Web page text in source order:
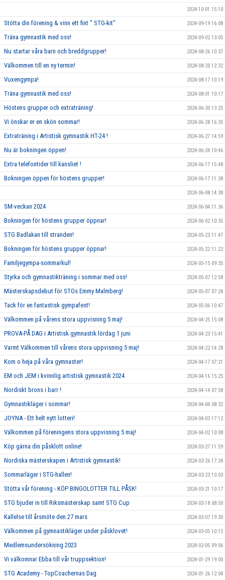
2024-10-01 15:10
Stötta din förening & vinn ett fint " STG-kit" 2024-09-19 16:08
Träna gymnastik med oss! 2024-09-02 13:05
Nu startar våra barn och breddgrupper! 2024-08-26 10:37
Välkommen till en ny termin! 2024-08-20 12:32
Vuxengympa! 2024-08-17 10:19
Träna gymnastik med oss! 2024-08-01 10:17
Höstens grupper och extraträning! 2024-06-30 13:25
Vi önskar er en skön sommar! 2024-06-28 16:35
Extraträning i Artistisk gymnastik HT-24 ! 2024-06-27 14:59
Nu är bokningen öppen! 2024-06-24 10:46
Extra telefontider till kansliet ! 2024-06-17 15:48
Bokningen öppen för höstens grupper! 2024-06-17 11:38
2024-06-08 14:38
SM-veckan 2024 2024-06-04 11:36
Bokningen för höstens grupper öppnar! 2024-06-02 10:35
STG Badlakan till stranden! 2024-05-23 11:47
Bokningen för höstens grupper öppnar! 2024-05-22 11:22
Familjegympa-sommarkul! 2024-05-15 09:35
Styrka och gymnastikträning i sommar med oss! 2024-05-07 12:58
Mästerskapsdebut för STGs Emmy Malmberg! 2024-05-07 07:24
Tack för en fantastisk gympafest! 2024-05-06 10:47
Välkommen på vårens stora uppvisning 5 maj! 2024-04-25 15:08
PROVA-PÅ DAG i Artistisk gymnastik lördag 1 juni 2024-04-23 15:41
Varmt Välkommen till vårens stora uppvisning 5 maj! 2024-04-22 14:28
Kom o heja på våra gymnaster! 2024-04-17 07:21
EM och JEM i kvinnlig artistisk gymnastik 2024 2024-04-16 15:25
Nordiskt brons i barr ! 2024-04-14 07:58
Gymnastikläger i sommar! 2024-04-04 08:32
JOYNA - Ett helt nytt lotteri! 2024-04-03 17:12
Välkommen på föreningens stora uppvisning 5 maj! 2024-04-02 10:08
Köp gärna din påsklott online! 2024-03-27 11:59
Nordiska mästerskapen i Artistisk gymnastik! 2024-03-26 17:24
Sommarläger i STG-hallen! 2024-03-23 10:03
Stötta vår förening - KÖP BINGOLOTTER TILL PÅSK! 2024-03-21 10:17
STG bjuder in till Riksmästerskap samt STG Cup 2024-03-18 08:50
Kallelse till årsmöte den 27 mars 2024-03-07 19:30
Välkommen på gymnastikläger under påsklovet! 2024-03-05 10:15
Medlemsundersökning 2023 2024-02-05 09:06
Vi välkomnar Ebba till vår truppsektion! 2024-01-29 19:00
STG Academy - TopCoachernas Dag 2024-01-26 12:04